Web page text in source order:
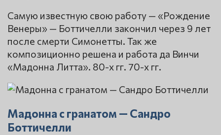
Самую известную свою работу — «Рождение
Венеры» — Боттичелли закончил через 9 лет
после смерти Симонетты. Так же
композиционно решена и работа да Винчи
«Мадонна Литта». 80-х гг. 70-х гг.
Мадонна с гранатом — Сандро
Боттичелли